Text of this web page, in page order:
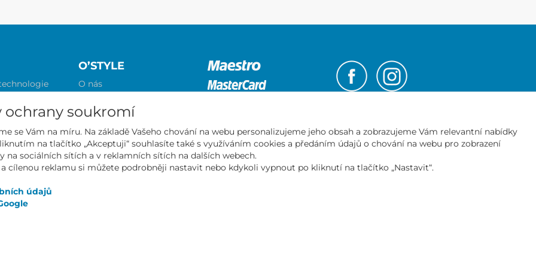
a
O’STYLE
O nás
Kontakt
Obchodní podmínky
Ochrana osobních údajů
Aktuality
Katalogy
Mall partner
Přihlásit
ochrany soukromí
se Vám na míru. Na základě Vašeho chování na webu personalizujeme jeho obsah a zobrazujeme Vám relevantní nabídky
na tlačítko „Akceptuji“ souhlasíte také s využíváním cookies a předáním údajů o chování na webu pro zobrazení
na sociálních sítích a v reklamních sítích na dalších webech.
a cílenou reklamu si můžete podrobněji nastavit nebo kdykoli vypnout po kliknutí na tlačítko „Nastavit“.
údajů